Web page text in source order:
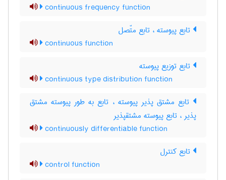
continuous frequency function
تابع پیوسته ، تابع متّصل
continuous function
تابع توزیع پیوسته
continuous type distribution function
تابع مشتق پذیر پیوسته ، تابع به طور پیوسته مشتق
پذیر ، تابع پیوسته مشتقپذیر
continuously differentiable function
تابع کنترل
control function